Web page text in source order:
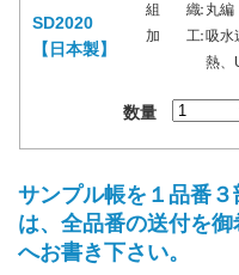
SD2020
【日本製】
組 織 ： 丸編
加 工 ：吸水
熱、
数量
サンプル帳を１品番
は、全品番の送付を
へお書き下さい。